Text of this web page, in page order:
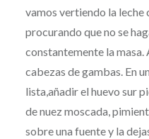
vamos vertiendo la leche
procurando que no se
constantemente la masa.
cabezas de gambas. En
lista,añadir el huevo sur
de nuez moscada,
sobre una fuente y la